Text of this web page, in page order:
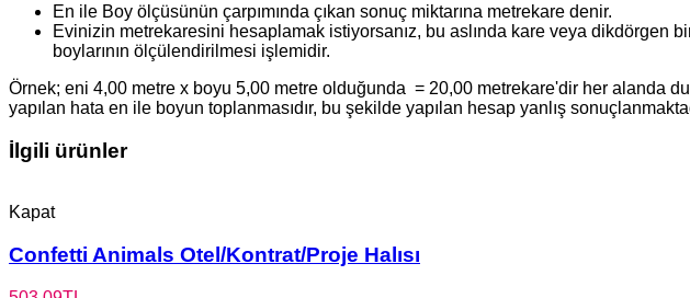
En ile Boy ölçüsünün çarpımında çıkan sonuç miktarına metrekare denir.
Evinizin metrekaresini hesaplamak istiyorsanız, bu aslında kare veya dikdörgen
boylarının ölçülendirilmesi işlemidir.
Örnek; eni 4,00 metre x boyu 5,00 metre olduğunda = 20,00 metrekare'dir her alanda
yapılan hata en ile boyun toplanmasıdır, bu şekilde yapılan hesap yanlış
İlgili ürünler
Kapat
Confetti Animals Otel/Kontrat/Proje Halısı